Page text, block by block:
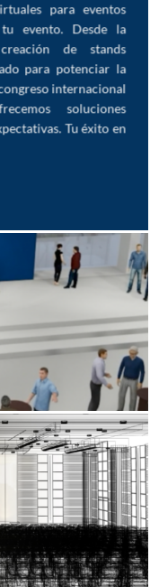
para eventos
evento. Desde la
de stands
para potenciar la
internacional
soluciones
Tu éxito en